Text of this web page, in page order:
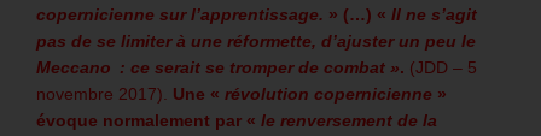
copernicienne sur l’apprentissage. » (…) « Il ne s’agit
pas de se limiter à une réformette, d’ajuster un peu le
Meccano : ce serait se tromper de combat ». (JDD – 5
novembre 2017). Une « révolution copernicienne »
évoque normalement par « le renversement de la